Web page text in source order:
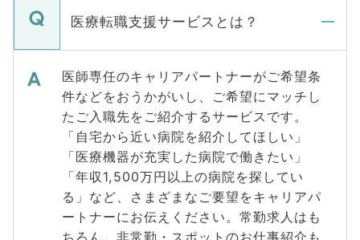
医療転職支援サービスとは？
医師専任のキャリアパートナーがご希望条
件などをおうかがいし、ご希望にマッチし
たご入職先をご紹介するサービスです。
「自宅から近い病院を紹介してほしい」
「医療機器が充実した病院で働きたい」
「年収1,500万円以上の病院を探してい
る」など、さまざまなご要望をキャリアパ
ートナーにお伝えください。常勤求人はも